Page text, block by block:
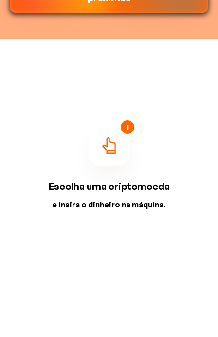
1
Escolha uma criptomoeda
e insira o dinheiro na máquina.